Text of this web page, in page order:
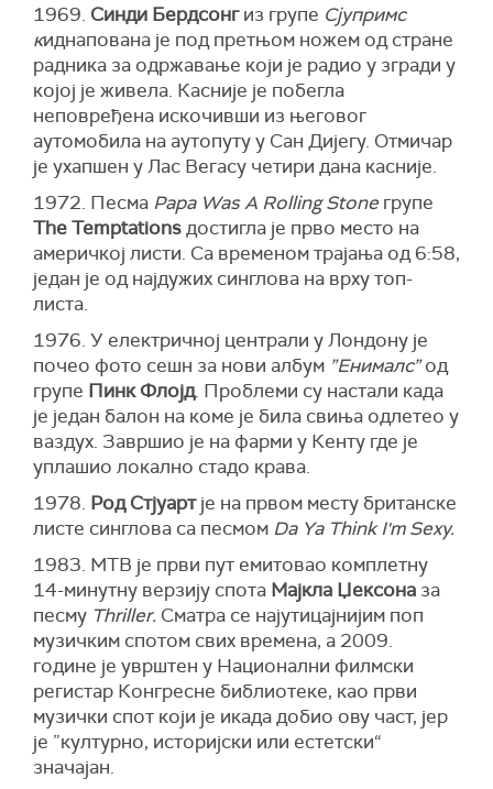
1969. Синди Бердсонгиз групе Сјупримс
киднапована је под претњом ножем од стране
радника за одржавање који је радио у згради у
којој је живела. Касније је побегла
неповређена искочивши из његовог
аутомобила на аутопуту у Сан Дијегу. Отмичар
је ухапшен у Лас Вегасу четири дана касније.
1972. Песма Papa Was A Rolling Stoneгрупе
The Temptationsдостигла је прво место на
америчкој листи. Са временом трајања од 6:58,
један је од најдужих синглова на врху топ-
листа.
1976. У електричној централи у Лондону је
почео фото сешн за нови албум ”Енималс”од
групе Пинк Флојд. Проблеми су настали када
је један балон на коме је била свиња одлетео у
ваздух. Завршио је на фарми у Кенту где је
уплашио локално стадо крава.
1978. Род Стјуартје на првом месту британске
листе синглова са песмом Da Ya Think I'm Sexy.
1983. МТВ је први пут емитовао комплетну
14-минутну верзију спота Мајкла Џексона за
песму Thriller. Сматра се најутицајнијим поп
музичким спотом свих времена, а 2009.
године је уврштен у Национални филмски
регистар Конгресне библиотеке, као први
музички спот који је икада добио ову част, јер
је ”културно, историјски или естетски“
значајан.